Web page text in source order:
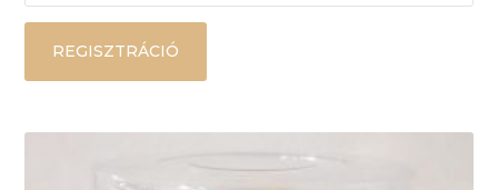
REGISZTRÁCIÓ